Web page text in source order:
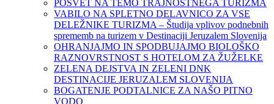
POSVET NA TEMO TRAJNOSTNEGA TURIZMA
VABILO NA SPLETNO DELAVNICO ZA VSE
DELEŽNIKE TURIZMA – Študija vplivov podnebnih
sprememb na turizem v Destinaciji Jeruzalem Slovenija
OHRANJAJMO IN SPODBUJAJMO BIOLOŠKO
RAZNOVRSTNOST S HOTELOM ZA ŽUŽELKE
ZELENA DEJSTVA IN ZELENI DNK
DESTINACIJE JERUZALEM SLOVENIJA
BOGATENJE PODTALNICE ZA NAŠO PITNO
VODO